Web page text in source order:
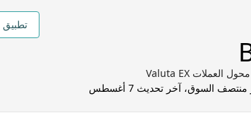
السوق، آخر تحديث
7 أغسطس